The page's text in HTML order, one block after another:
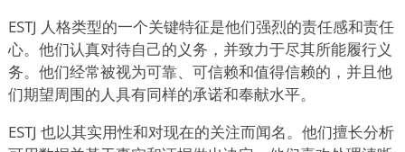
ESTJ 人格类型的一个关键特征是他们强烈的责任感和责任
心。他们认真对待自己的义务，并致力于尽其所能履行义
务。他们经常被视为可靠、可信赖和值得信赖的，并且他
们期望周围的人具有同样的承诺和奉献水平。
ESTJ 也以其实用性和对现在的关注而闻名。他们擅长分析